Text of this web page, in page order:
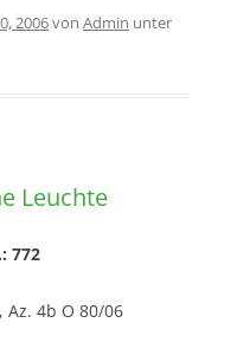
2006von Admin unter
Leuchte
772
Az. 4b O 80/06